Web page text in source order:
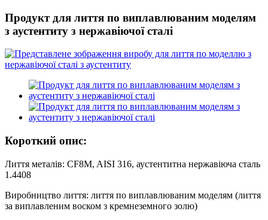
Продукт для лиття по виплавлюваним моделям
з аустентиту з нержавіючої сталі
Короткий опис:
Лиття металів: CF8M, AISI 316, аустентитна нержавіюча сталь
1.4408
Виробництво лиття: лиття по виплавлюваним моделям (лиття
за виплавленим воском з кремнеземного золю)